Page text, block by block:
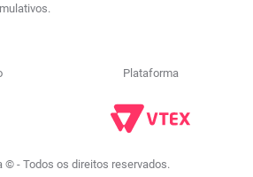
Plataforma
© - Todos os direitos reservados.